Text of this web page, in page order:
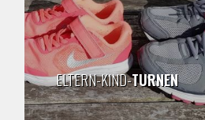
ELTERN-KIND-TURNEN